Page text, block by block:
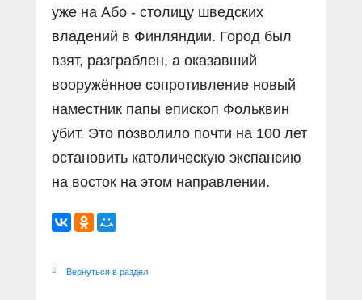
уже на Або - столицу шведских
владений в Финляндии. Город был
взят, разграблен, а оказавший
вооружённое сопротивление новый
наместник папы епископ Фольквин
убит. Это позволило почти на 100 лет
остановить католическую экспансию
на восток на этом направлении.
Вернуться в раздел